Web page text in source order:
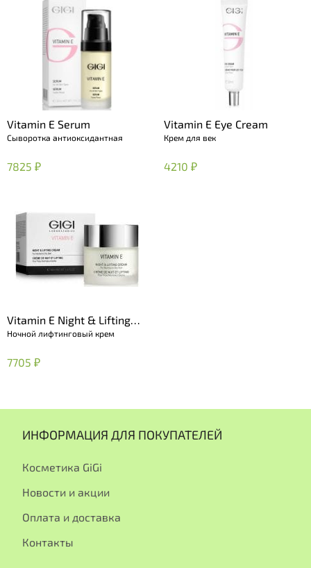
Vitamin E Serum
Сыворотка антиоксидантная
7825 ₽
Vitamin E Eye Cream
Крем для век
4210 ₽
Vitamin E Night & Lifting
Cream
Ночной лифтинговый крем
7705 ₽
ИНФОРМАЦИЯ ДЛЯ ПОКУПАТЕЛЕЙ
Косметика GiGi
Новости и акции
Оплата и доставка
Контакты